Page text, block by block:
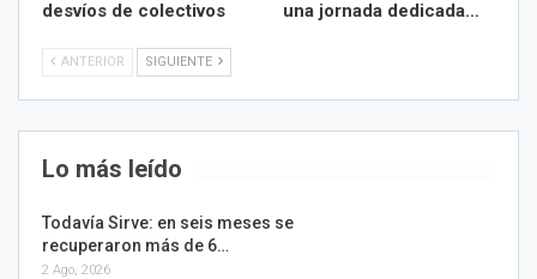
desvíos de colectivos
una jornada dedicada…
ANTERIOR SIGUIENTE
Lo más leído
Todavía Sirve: en seis meses se
recuperaron más de 6…
2 Ago, 2026